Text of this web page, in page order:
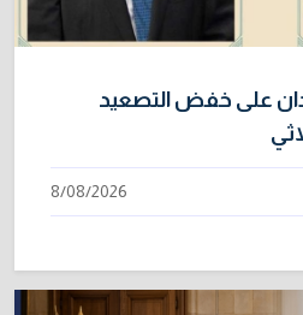
على خفض التصعيد
8/08/2026